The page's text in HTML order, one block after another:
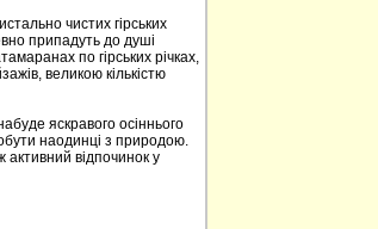
чистих гірських
припадуть до душі
по гірських річках,
великою кількістю
яскравого осіннього
наодинці з природою.
активний відпочинок у